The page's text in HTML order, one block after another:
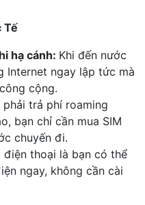
Tế
hạ cánh: Khi đến nước
Internet ngay lập tức mà
cộng.
phải trả phí roaming
bạn chỉ cần mua SIM
chuyến đi.
điện thoại là bạn có thể
ngay, không cần cài